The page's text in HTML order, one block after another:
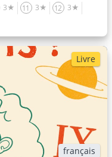
3★ 11 3★ 12
3★
Livre
français